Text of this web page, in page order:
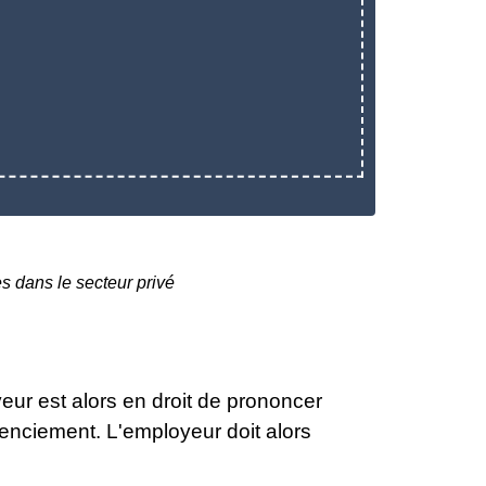
dans le secteur privé
est alors en droit de prononcer
L'employeur doit alors